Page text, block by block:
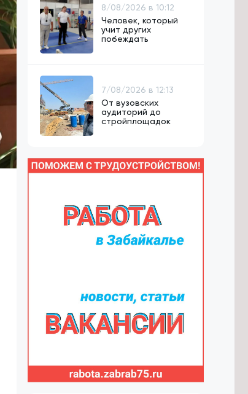
8/08/2026 в 10:12
Человек, который
учит других
побеждать
7/08/2026 в 12:13
От вузовских
аудиторий до
стройплощадок